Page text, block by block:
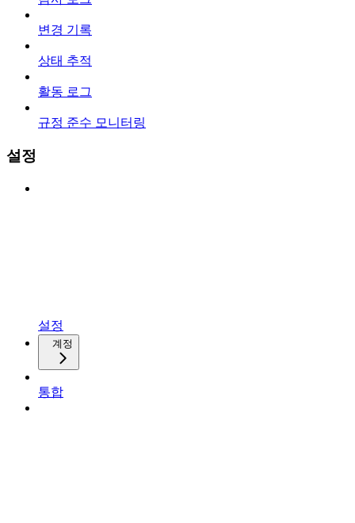
변경 기록
상태 추적
활동 로그
규정 준수 모니터링
설정
설정
계정
통합